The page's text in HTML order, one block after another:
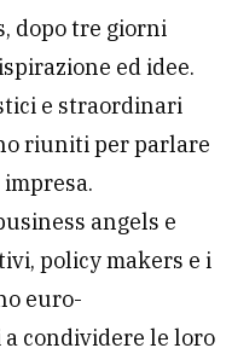
dopo tre giorni
ed idee.
e straordinari
riuniti per parlare
angels e
policy makers e i
euro-
condividere le loro